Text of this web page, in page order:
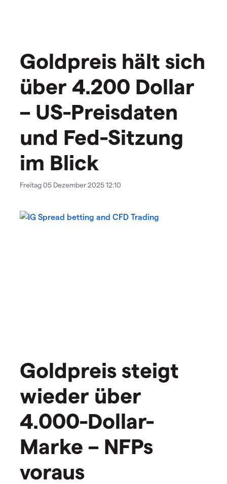
Goldpreis hält sich
über 4.200 Dollar
– US-Preisdaten
und Fed-Sitzung
im Blick
Freitag 05 Dezember 2025 12:10
Goldpreis steigt
wieder über
4.000-Dollar-
Marke – NFPs
voraus